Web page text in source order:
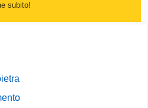
subito!